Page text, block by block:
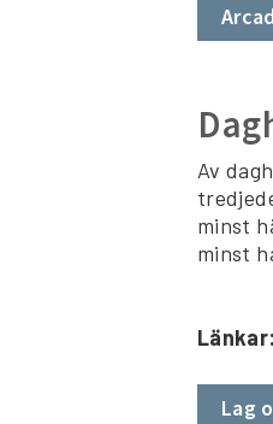
Av
minst
minst
Länkar:
Lag